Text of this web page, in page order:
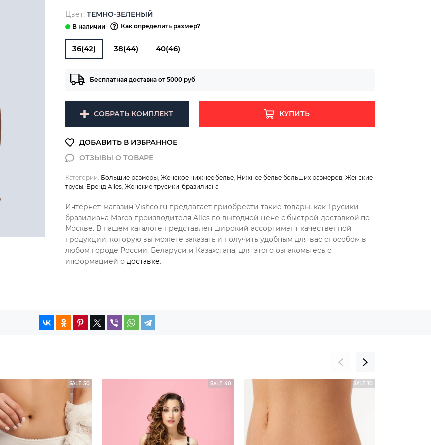
Цвет: ТЕМНО-ЗЕЛЕНЫЙ
Как определить размер?
36(42) 38(44) 40(46)
Бесплатная доставка от 5000 руб
СОБРАТЬ КОМПЛЕКТ КУПИТЬ
Категории: Большие размеры, Женское нижнее белье, Нижнее белье больших размеров, Женские
трусы, Бренд Alles, Женские трусики-бразилиана
Интернет-магазин Vishco.ru предлагает приобрести такие товары, как Трусики-
бразилиана Marea производителя Alles по выгодной цене с быстрой доставкой по
Москве. В нашем каталоге представлен широкий ассортимент качественной
продукции, которую вы можете заказать и получить удобным для вас способом в
любом городе России, Беларуси и Казахстана, для этого ознакомьтесь с
информацией о доставке.
SALE 50 SALE 40 SALE 10